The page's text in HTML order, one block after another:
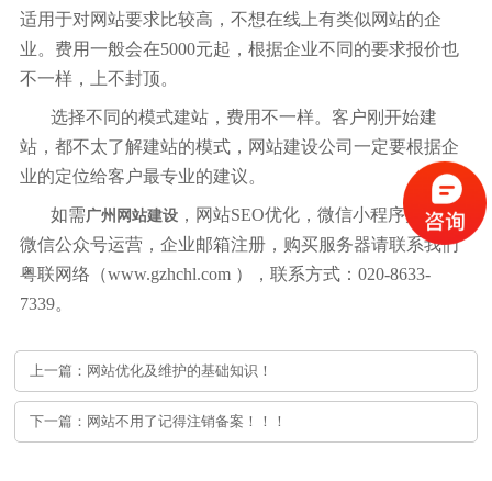
适用于对网站要求比较高，不想在线上有类似网站的企
业。费用一般会在5000元起，根据企业不同的要求报价也
不一样，上不封顶。
选择不同的模式建站，费用不一样。客户刚开始建
站，都不太了解建站的模式，网站建设公司一定要根据企
业的定位给客户最专业的建议。
如需广州网站建设 ，网站SEO优化，微信小程序开发，
微信公众号运营，企业邮箱注册，购买服务器请联系我们
粤联网络（www.gzhchl.com ），联系方式：020-8633-
7339。
上一篇：网站优化及维护的基础知识！
下一篇：网站不用了记得注销备案！！！